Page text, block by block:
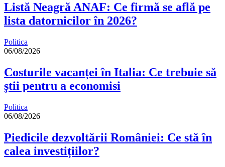
Listă Neagră ANAF: Ce firmă se află pe
lista datornicilor în 2026?
Politica
06/08/2026
Costurile vacanței în Italia: Ce trebuie să
știi pentru a economisi
Politica
06/08/2026
Piedicile dezvoltării României: Ce stă în
calea investițiilor?